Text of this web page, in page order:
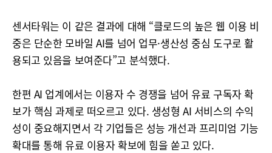
센서타워는 이 같은 결과에 대해 “클로드의 높은 웹 이용 비
중은 단순한 모바일 AI를 넘어 업무·생산성 중심 도구로 활
용되고 있음을 보여준다”고 분석했다.
한편 AI 업계에서는 이용자 수 경쟁을 넘어 유료 구독자 확
보가 핵심 과제로 떠오르고 있다. 생성형 AI 서비스의 수익
성이 중요해지면서 각 기업들은 성능 개선과 프리미엄 기능
확대를 통해 유료 이용자 확보에 힘을 쏟고 있다.